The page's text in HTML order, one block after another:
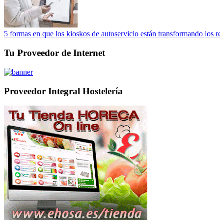
5 formas en que los kioskos de autoservicio están transformando los
Tu Proveedor de Internet
Proveedor Integral Hostelería